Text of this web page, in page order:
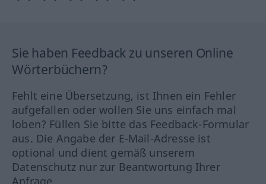
Sie haben Feedback zu unseren Online
Wörterbüchern?
Fehlt eine Übersetzung, ist Ihnen ein Fehler
aufgefallen oder wollen Sie uns einfach mal
loben? Füllen Sie bitte das Feedback-Formular
aus. Die Angabe der E-Mail-Adresse ist
optional und dient gemäß unserem
Datenschutz nur zur Beantwortung Ihrer
Anfrage.